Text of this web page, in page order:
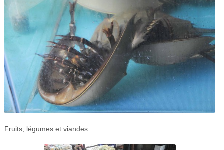
Fruits, légumes et viandes…